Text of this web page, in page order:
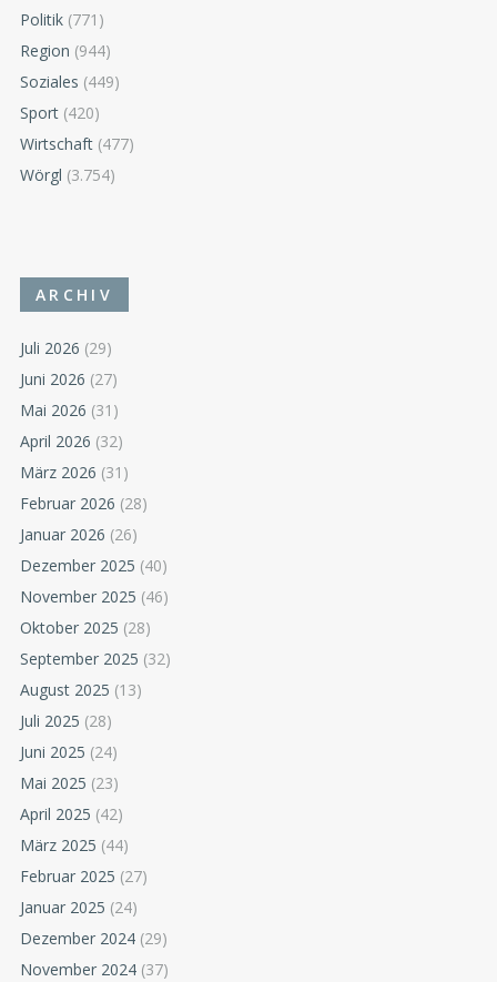
Politik (771)
Region (944)
Soziales (449)
Sport (420)
Wirtschaft (477)
Wörgl (3.754)
ARCHIV
Juli 2026 (29)
Juni 2026 (27)
Mai 2026 (31)
April 2026 (32)
März 2026 (31)
Februar 2026 (28)
Januar 2026 (26)
Dezember 2025 (40)
November 2025 (46)
Oktober 2025 (28)
September 2025 (32)
August 2025 (13)
Juli 2025 (28)
Juni 2025 (24)
Mai 2025 (23)
April 2025 (42)
März 2025 (44)
Februar 2025 (27)
Januar 2025 (24)
Dezember 2024 (29)
November 2024 (37)